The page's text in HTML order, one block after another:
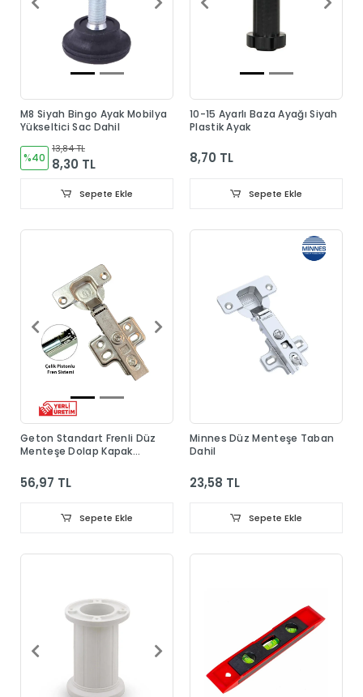
M8 Siyah Bingo Ayak Mobilya
Yükseltici Sac Dahil
%40
13,84 TL
8,30 TL
Sepete Ekle
10-15 Ayarlı Baza Ayağı Siyah
Plastik Ayak
8,70 TL
Sepete Ekle
Geton Standart Frenli Düz
Menteşe Dolap Kapak
56,97 TL
Sepete Ekle
Minnes Düz Menteşe Taban
Dahil
23,58 TL
Sepete Ekle